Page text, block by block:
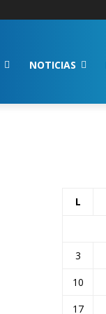
NOTICIAS
L
3
10
17